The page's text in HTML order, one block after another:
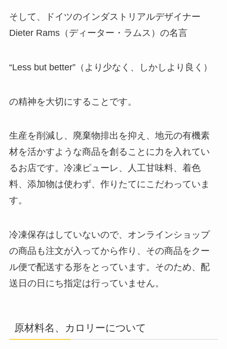
そして、ドイツのインダストリアルデザイナー
Dieter Rams（ディーター・ラムス）の名言
“Less but better”（より少なく、しかしより良く）
の精神を大切にすることです。
生産を削減し、廃棄物排出を抑え、地元の有機素
材を活かすような商品を創ることに力を入れてい
るお店です。冷凍ピューレ、人工甘味料、着色
料、添加物は使わず、作りたてにこだわっていま
す。
冷凍保存はしていないので、オンラインショップ
の商品も注文が入ってから作り、その商品をクー
ル便で配送する形をとっています。そのため、配
送日の日にち指定は行っていません。
原材料名、カロリーについて